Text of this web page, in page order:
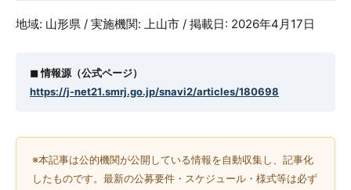
地域: 山形県 / 実施機関: 上山市 / 掲載日: 2026年4月17日
◼︎ 情報源（公式ページ）
https://j-net21.smrj.go.jp/snavi2/articles/180698
※本記事は公的機関が公開している情報を自動収集し、記事化
したものです。最新の公募要件・スケジュール・様式等は必ず